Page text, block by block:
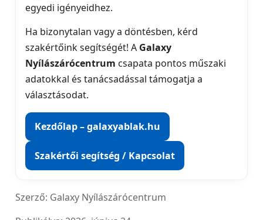
egyedi igényeidhez.
Ha bizonytalan vagy a döntésben, kérd
szakértőink segítségét! A Galaxy
Nyílászárócentrum csapata pontos műszaki
adatokkal és tanácsadással támogatja a
választásodat.
Kezdőlap – galaxyablak.hu
Szakértői segítség / Kapcsolat
Szerző: Galaxy Nyílászárócentrum